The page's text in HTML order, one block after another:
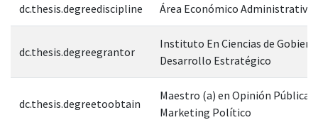
dc.thesis.degreediscipline Área Económico Administrativa
dc.thesis.degreegrantor
Instituto En Ciencias de
Desarrollo Estratégico
dc.thesis.degreetoobtain
Maestro (a) en Opinión Pública y
Marketing Político